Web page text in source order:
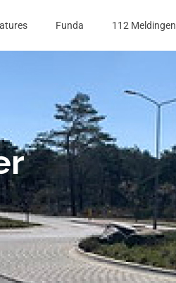
Funda 112 Meldingen